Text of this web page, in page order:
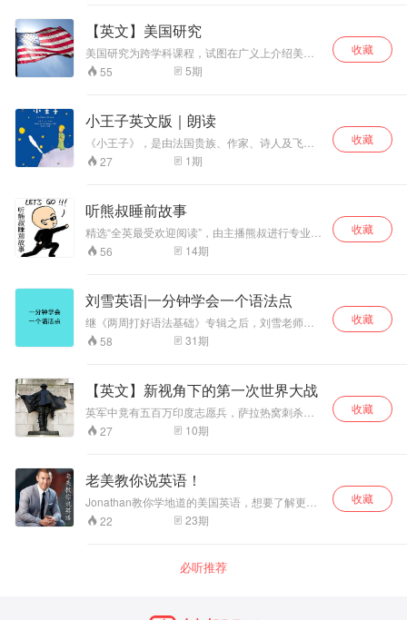
【英文】美国研究
美国研究为跨学科课程，试图在广义上介绍美国
文化和社会的各种复杂性。本课程建立在历史体
系、文学艺术、种族民族的基础上，分析和解读
55 5期
收藏
小王子英文版｜朗读
《小王子》，是由法国贵族、作家、诗人及飞行
员安托万·德·圣埃克絮佩里创作的一部中篇小说。
我想朗读它带给你优质的英语体验～ 由于该作写
被维希政权列入禁书列表中，法国此时也尚未被
盟军光复，因此该作首次出版并非是在作者的故
乡，而是由美国出版商雷纳&希契克在1943年4月
于纽约出版。自《小王子》问世以来，其已被广
泛改编为广播剧、舞台剧、电影、电视剧和芭蕾
多种语言版本
27 1期
收藏
听熊叔睡前故事
精选“全英最受欢迎阅读”，由主播熊叔进行专业演
绎，伴你入睡！微信搜索“启蒙英语”，更可以和主
播熊叔每日一约，睡前双语伴读！
56 14期
收藏
刘雪英语|一分钟学会一个语法点
继《两周打好语法基础》专辑之后，刘雪老师将
重磅推出《一分钟学会一个语法点》专辑。可以
让学生根据自己对语法的掌握程度，自主选择学
查缺补漏。 适合人群：初中生、高中生、大学
生、准备考研、准备出国留学学生（雅思、托
福、SAT、SSAT、GRE等）
58 31期
收藏
【英文】新视角下的第一次世界大战
英军中竟有五百万印度志愿兵，萨拉热窝刺杀的
真相原来被一张照片所误导——风起云涌的一
战，多得是你不知道的事。
27 10期
收藏
老美教你说英语！
Jonathan教你学地道的美国英语，想要了解更多
敬请关注 “斑马英语” 。
22 23期
收藏
必听推荐